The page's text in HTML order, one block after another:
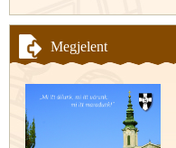
Megjelent